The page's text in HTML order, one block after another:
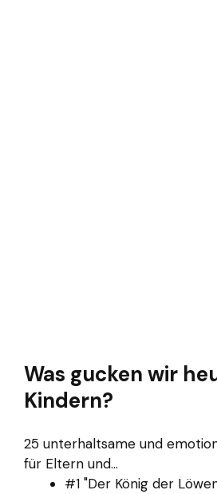
Was gucken wir
Kindern?
25 unterhaltsame und
für Eltern und...
#1 "Der König der